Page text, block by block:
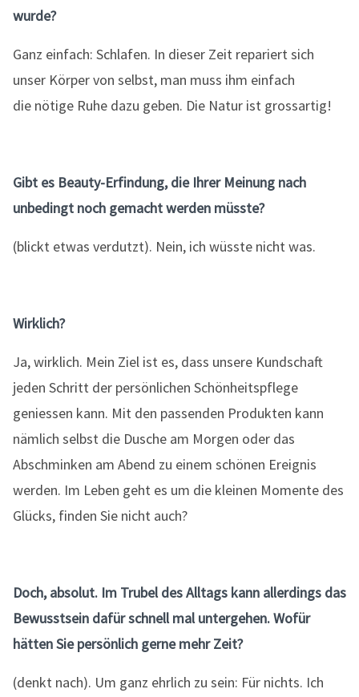
wurde?
Ganz einfach: Schlafen. In dieser Zeit repariert sich
unser Körper von selbst, man muss ihm einfach
die nötige Ruhe dazu geben. Die Natur ist grossartig!
Gibt es Beauty-Erfindung, die Ihrer Meinung nach
unbedingt noch gemacht werden müsste?
(blickt etwas verdutzt). Nein, ich wüsste nicht was.
Wirklich?
Ja, wirklich. Mein Ziel ist es, dass unsere Kundschaft
jeden Schritt der persönlichen Schönheitspflege
geniessen kann. Mit den passenden Produkten kann
nämlich selbst die Dusche am Morgen oder das
Abschminken am Abend zu einem schönen Ereignis
werden. Im Leben geht es um die kleinen Momente des
Glücks, finden Sie nicht auch?
Doch, absolut. Im Trubel des Alltags kann allerdings das
Bewusstsein dafür schnell mal untergehen. Wofür
hätten Sie persönlich gerne mehr Zeit?
(denkt nach). Um ganz ehrlich zu sein: Für nichts. Ich